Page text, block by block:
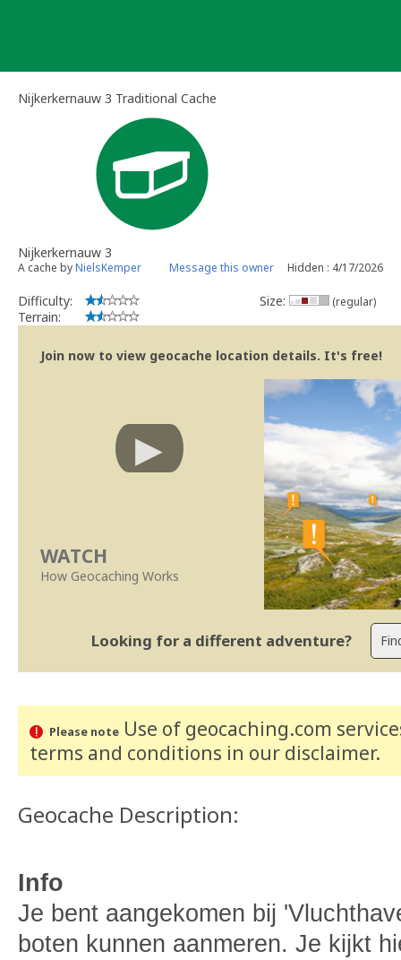
Nijkerkernauw 3 Traditional Cache
Nijkerkernauw 3
A cache byNielsKemper Message this owner Hidden : 4/17/2026
Difficulty:
Terrain:
Size: (regular)
Join now to view geocache location details. It's free!
WATCH
How Geocaching Works
Looking for a different adventure?
Please noteUse of geocaching.com
terms and conditions in our disclaimer.
Geocache Description:
Info
Je bent aangekomen bij
boten kunnen aanmeren. Je kijkt